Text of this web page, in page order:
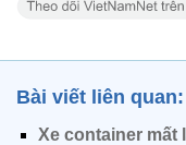
Bài viết liên quan:
Xe container mất